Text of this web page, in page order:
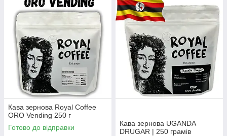
Кава зернова Royal Coffee
ORO Vending 250 г
Готово до відправки
Кава зернова UGANDA
DRUGAR | 250 грамів